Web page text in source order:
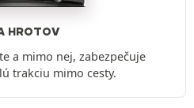
HROTOV
a mimo nej, zabezpečuje
trakciu mimo cesty.